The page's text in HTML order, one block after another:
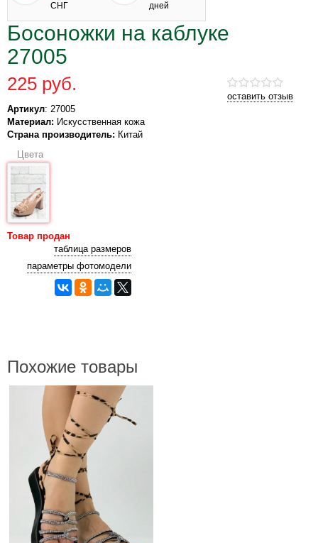
СНГ
дней
Босоножки на каблуке
27005
оставить отзыв
225 руб.
Артикул: 27005
Материал: Искусственная кожа
Страна производитель: Китай
Цвета
Товар продан
таблица размеров
параметры фотомодели
Похожие товары